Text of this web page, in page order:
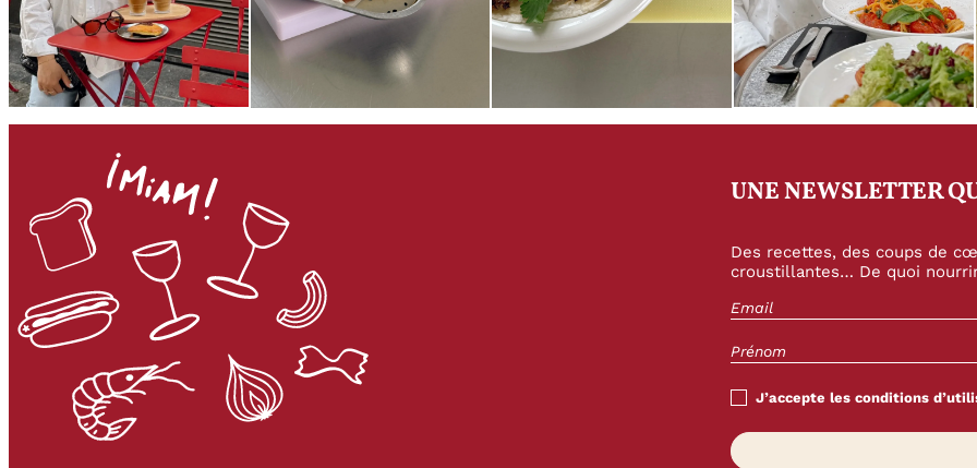
UNE NEWSLETTER
Des recettes, des coups de
croustillantes… De quoi
J’accepte les conditions